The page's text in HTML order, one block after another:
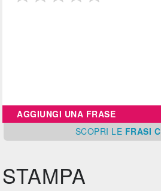
AGGIUNGI UNA FRASE
SCOPRI LE FRASI
STAMPA